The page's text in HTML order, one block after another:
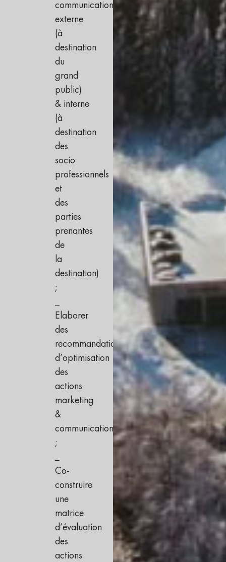
communication
externe
(à
destination
du
grand
public)
& interne
(à
destination
des
socio
professionnels
et
des
parties
prenantes
de
la
destination)
;
Elaborer
des
recommandations
d’optimisation
des
actions
marketing
&
communication
;
Co-
construire
une
matrice
d’évaluation
des
actions